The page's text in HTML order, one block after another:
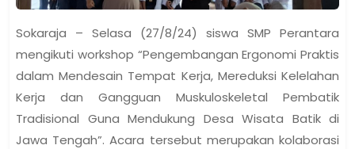
Sokaraja – Selasa (27/8/24) siswa SMP Perantara
mengikuti workshop “Pengembangan Ergonomi Praktis
dalam Mendesain Tempat Kerja, Mereduksi Kelelahan
Kerja dan Gangguan Muskuloskeletal Pembatik
Tradisional Guna Mendukung Desa Wisata Batik di
Jawa Tengah”. Acara tersebut merupakan kolaborasi